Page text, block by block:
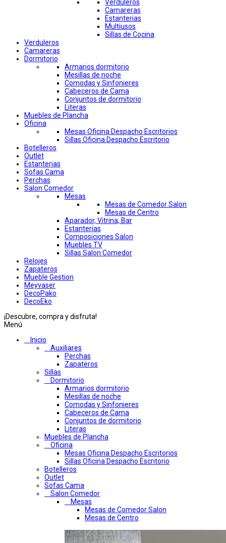
Verduleros
Camareras
Estanterias
Multiusos
Sillas de Cocina
Verduleros
Camareras
Dormitorio
Armarios dormitorio
Mesillas de noche
Comodas y Sinfonieres
Cabeceros de Cama
Conjuntos de dormitorio
Literas
Muebles de Plancha
Oficina
Mesas Oficina Despacho Escritorios
Sillas Oficina Despacho Escritorio
Botelleros
Outlet
Estanterias
Sofas Cama
Perchas
Salon Comedor
Mesas
Mesas de Comedor Salon
Mesas de Centro
Aparador, Vitrina, Bar
Estanterias
Composiciones Salon
Muebles TV
Sillas Salon Comedor
Relojes
Zapateros
Mueble Gestion
Meyvaser
DecoPako
DecoEko
¡Descubre, compra y disfruta!
Menú
Inicio
Auxiliares
Perchas
Zapateros
Sillas
Dormitorio
Armarios dormitorio
Mesillas de noche
Comodas y Sinfonieres
Cabeceros de Cama
Conjuntos de dormitorio
Literas
Muebles de Plancha
Oficina
Mesas Oficina Despacho Escritorios
Sillas Oficina Despacho Escritorio
Botelleros
Outlet
Sofas Cama
Salon Comedor
Mesas
Mesas de Comedor Salon
Mesas de Centro